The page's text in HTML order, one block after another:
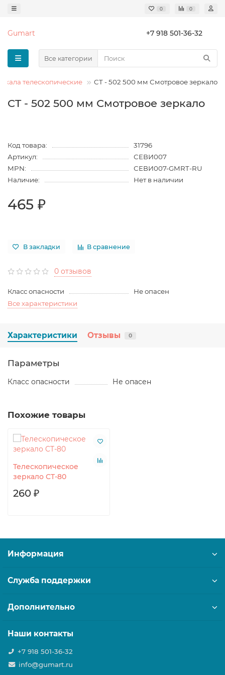
0 0
Gumart +7 918 501-36-32
Все категории
телескопические CT - 502 500 мм Смотровое зеркало
CT - 502 500 мм Смотровое зеркало
Код товара:
31796
Артикул:
СЕВИ007
MPN:
СЕВИ007-GMRT-RU
Наличие:
Нет в наличии
465 ₽
В закладки В сравнение
0 отзывов
Класс опасности
Не опасен
Все характеристики
Характеристики Отзывы 0
Параметры
Класс опасности Не опасен
Похожие товары
Телескопическое
зеркало CT-80
260 ₽
Информация
Служба поддержки
Дополнительно
Наши контакты
+7 918 501-36-32
info@gumart.ru